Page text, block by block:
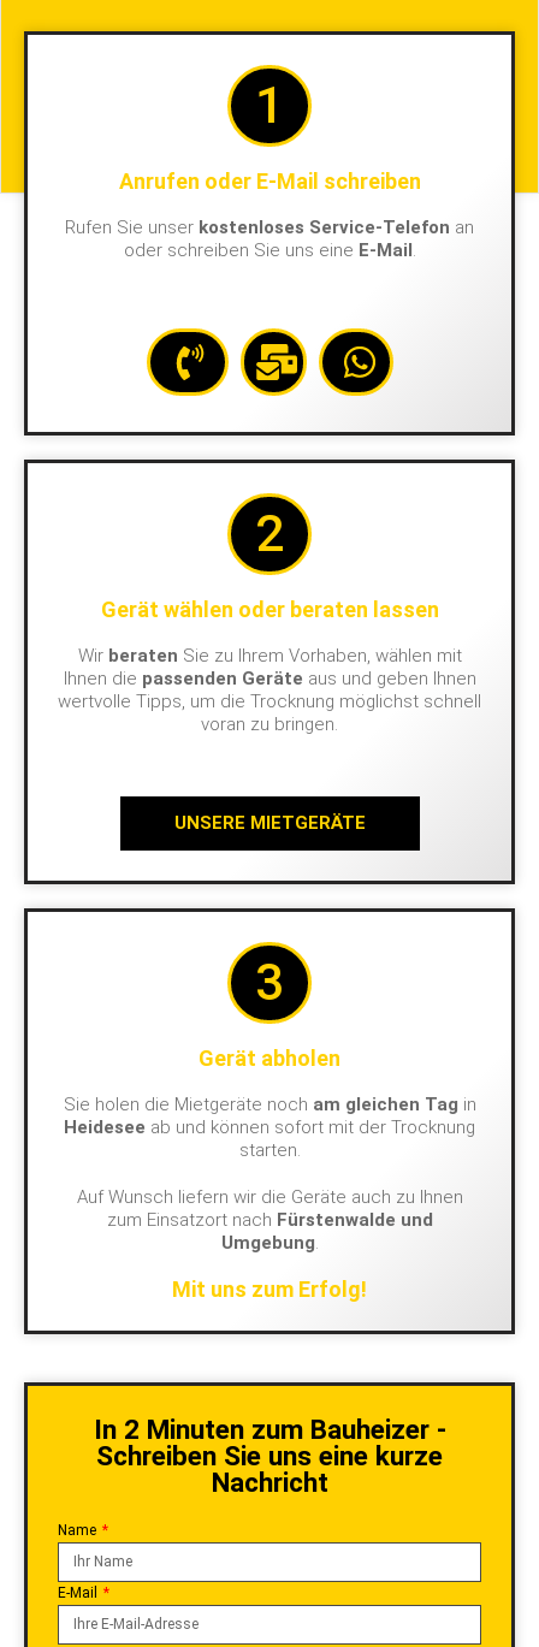
1
Anrufen oder E-Mail schreiben
Rufen Sie unser kostenloses Service-Telefon an
oder schreiben Sie uns eine E-Mail.
2
Gerät wählen oder beraten lassen
Wir beraten Sie zu Ihrem Vorhaben, wählen mit
Ihnen die passenden Geräte aus und geben Ihnen
wertvolle Tipps, um die Trocknung möglichst schnell
voran zu bringen.
UNSERE MIETGERÄTE
3
Gerät abholen
Sie holen die Mietgeräte noch am gleichen Tag in
Heidesee ab und können sofort mit der Trocknung
starten.
Auf Wunsch liefern wir die Geräte auch zu Ihnen
zum Einsatzort nach Fürstenwalde und
Umgebung.
Mit uns zum Erfolg!
In 2 Minuten zum Bauheizer -
Schreiben Sie uns eine kurze
Nachricht
Name
E-Mail